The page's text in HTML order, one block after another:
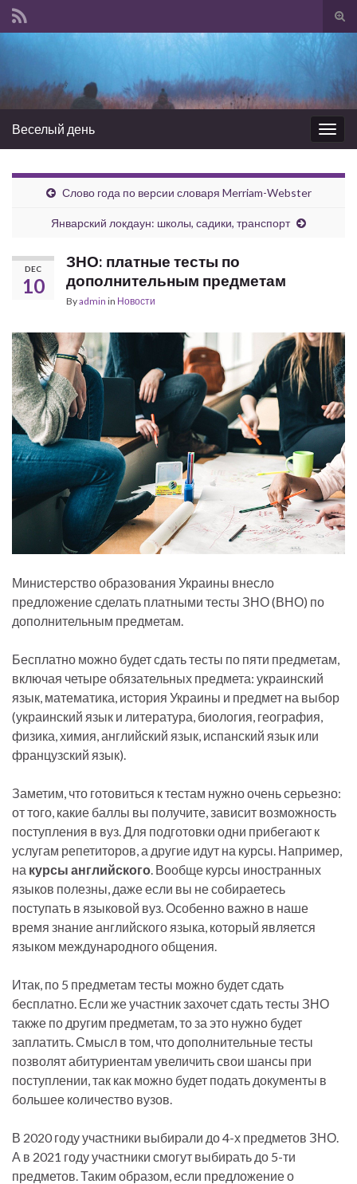
Веселый день
Слово года по версии словаря Merriam-Webster
Январский локдаун: школы, садики, транспорт
DEC
10
ЗНО: платные тесты по
дополнительным предметам
Byadmin in Новости
Министерство образования Украины внесло
предложение сделать платными тесты ЗНО (ВНО) по
дополнительным предметам.
Бесплатно можно будет сдать тесты по пяти предметам,
включая четыре обязательных предмета: украинский
язык, математика, история Украины и предмет на выбор
(украинский язык и литература, биология, география,
физика, химия, английский язык, испанский язык или
французский язык).
Заметим, что готовиться к тестам нужно очень серьезно:
от того, какие баллы вы получите, зависит возможность
поступления в вуз. Для подготовки одни прибегают к
услугам репетиторов, а другие идут на курсы. Например,
на курсы английского. Вообще курсы иностранных
языков полезны, даже если вы не собираетесь
поступать в языковой вуз. Особенно важно в наше
время знание английского языка, который является
языком международного общения.
Итак, по 5 предметам тесты можно будет сдать
бесплатно. Если же участник захочет сдать тесты ЗНО
также по другим предметам, то за это нужно будет
заплатить. Смысл в том, что дополнительные тесты
позволят абитуриентам увеличить свои шансы при
поступлении, так как можно будет подать документы в
большее количество вузов.
В 2020 году участники выбирали до 4-х предметов ЗНО.
А в 2021 году участники смогут выбирать до 5-ти
предметов. Таким образом, если предложение о